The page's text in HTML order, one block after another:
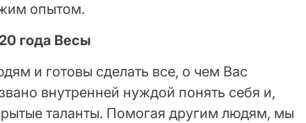
опытом.
года Весы
и готовы сделать все, о чем Вас
внутренней нуждой понять себя и,
таланты. Помогая другим людям, мы